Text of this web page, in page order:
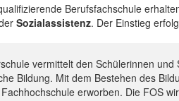
Berufsfachschule
Sozialassistenz. Der Einstieg
vermittelt den Schülerinnen
Bildung. Mit dem Bestehen des
erworben. Die FOS